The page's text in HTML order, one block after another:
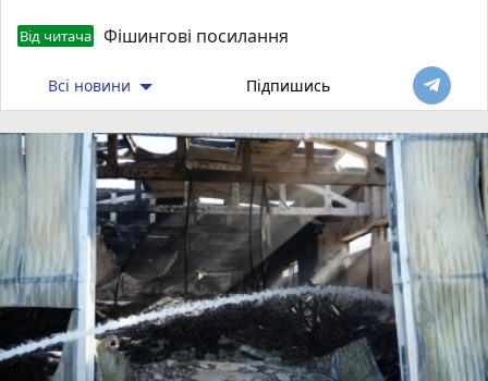
Від читача Фішингові посилання
Всі новини Підпишись